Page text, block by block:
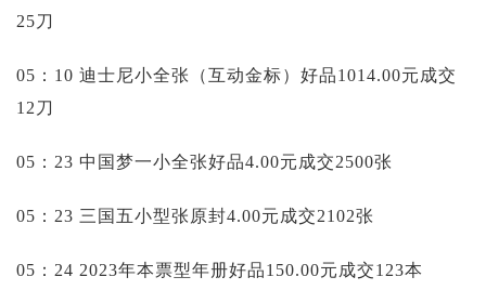
25刀
05：10 迪士尼小全张（互动金标）好品1014.00元成交
12刀
05：23 中国梦一小全张好品4.00元成交2500张
05：23 三国五小型张原封4.00元成交2102张
05：24 2023年本票型年册好品150.00元成交123本